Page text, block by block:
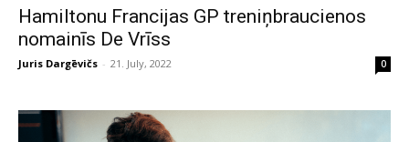
Hamiltonu Francijas GP treniņbraucienos
nomainīs De Vrīss
Juris Dargēvičs - 21. July, 2022 0